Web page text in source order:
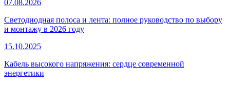
07.08.2026
Светодиодная полоса и лента: полное руководство по выбору
и монтажу в 2026 году
15.10.2025
Кабель высокого напряжения: сердце современной
энергетики